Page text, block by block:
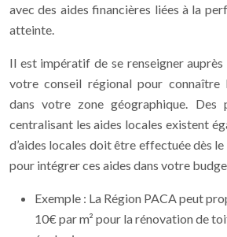
avec des aides financières liées à la
atteinte.
Il est impératif de se renseigner
votre conseil régional pour connaître
dans votre zone géographique. Des
centralisant les aides locales existent
d’aides locales doit être effectuée dès
pour intégrer ces aides dans votre
Exemple : La Région PACA peut
10€ par m² pour la rénovation de